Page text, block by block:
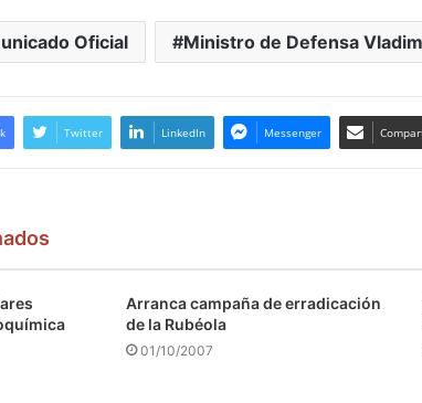
Oficial Ministro de Defensa
Twitter LinkedIn Messenger
Arranca campaña de erradicación
de la Rubéola
01/10/2007